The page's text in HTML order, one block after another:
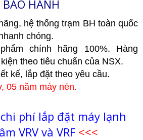
HÀNH
hệ thống trạm BH toàn quốc
chóng.
chính hãng 100%. Hàng
theo tiêu chuẩn của NSX.
kế, lắp đặt theo yêu cầu.
05 năm máy nén.
phí lắp đặt máy lạnh
VRV và VRF <<<